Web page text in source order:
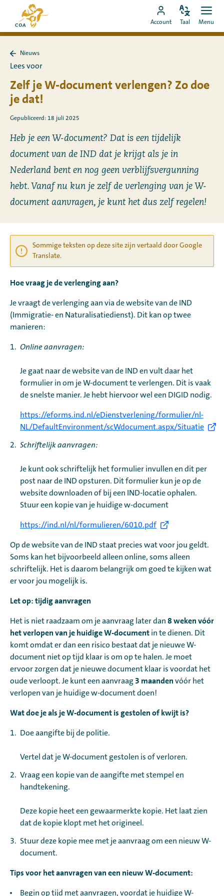
naar
content
Naar
de
startpagina
MyCOA
Ga
naar
Account
Pas
taal
Taal Menu
naar
Nieuws
Lees voor
Zelf je W-document verlengen? Zo doe
je dat!
Gepubliceerd: 18 juli 2025
Heb je een W-document? Dat is een tijdelijk
document van de IND dat je krijgt als je in
Nederland bent en nog geen verblijfsvergunning
hebt. Vanaf nu kun je zelf de verlenging van je W-
document aanvragen, je kunt het dus zelf regelen!
Sommige teksten op deze site zijn vertaald door Google
Translate.
Hoe vraag je de verlenging aan?
Je vraagt de verlenging aan via de website van de IND
(Immigratie- en Naturalisatiedienst). Dit kan op twee
manieren:
Online aanvragen:
Je gaat naar de website van de IND en vult daar het
formulier in om je W-document te verlengen. Dit is vaak
de snelste manier. Je hebt hiervoor wel een DIGID nodig.
https://eforms.ind.nl/eDienstverlening/formulier/nl-
NL/DefaultEnvironment/scWdocument.aspx/Situatie
Schriftelijk aanvragen:
Je kunt ook schriftelijk het formulier invullen en dit per
post naar de IND opsturen. Dit formulier kun je op de
website downloaden of bij een IND-locatie ophalen.
Stuur een kopie van je huidige w-document
https://ind.nl/nl/formulieren/6010.pdf
Op de website van de IND staat precies wat voor jou geldt.
Soms kan het bijvoorbeeld alleen online, soms alleen
schriftelijk. Het is daarom belangrijk om goed te kijken wat
er voor jou mogelijk is.
Let op: tijdig aanvragen
Het is niet raadzaam om je aanvraag later dan 8 weken vóór
het verlopen van je huidige W-document in te dienen. Dit
komt omdat er dan een risico bestaat dat je nieuwe W-
document niet op tijd klaar is om op te halen. Je moet
ervoor zorgen dat je nieuwe document klaar is voordat het
oude verloopt. Je kunt een aanvraag 3 maanden vóór het
verlopen van je huidigew-document doen!
Wat doe je als je W-document is gestolen of kwijt is?
Doe aangifte bij de politie.
Vertel dat je W-document gestolen is of verloren.
Vraag een kopie van de aangifte met stempel en
handtekening.
Deze kopie heet een gewaarmerkte kopie. Het laat zien
dat de kopie klopt met het origineel.
Stuur deze kopie mee met je aanvraag om een nieuw W-
document.
Tips voor het aanvragen van een nieuw W-document:
Begin op tijd met aanvragen, voordat je huidige W-